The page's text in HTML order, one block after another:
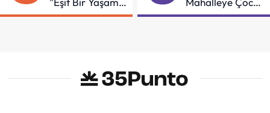
İçin Mücadeleyi
Şenliği